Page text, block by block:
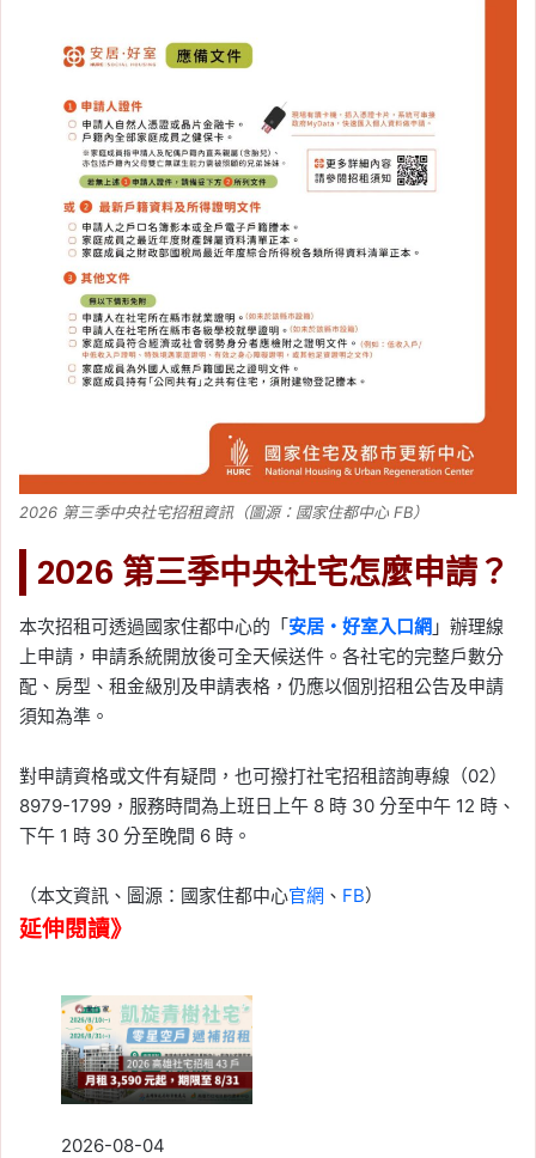
2026 第三季中央社宅招租資訊（圖源：國家住都中心 FB）
2026 第三季中央社宅怎麼申請？
本次招租可透過國家住都中心的「 安居・好室入口網 」辦理線
上申請，申請系統開放後可全天候送件。各社宅的完整戶數分
配、房型、租金級別及申請表格，仍應以個別招租公告及申請
須知為準。
對申請資格或文件有疑問，也可撥打社宅招租諮詢專線（02）
8979-1799，服務時間為上班日上午 8 時 30 分至中午 12 時、
下午 1 時 30 分至晚間 6 時。
（本文資訊、圖源：國家住都中心官網 、 FB）
延伸閱讀》
2026-08-04